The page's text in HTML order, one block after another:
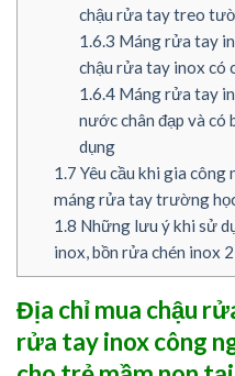
chậu rửa tay treo
1.6.3 Máng rửa tay
chậu rửa tay inox có
1.6.4Máng rửa tay
nước chân đạp và có
dụng
1.7 Yêu cầu khi gia
máng rửa tay trường
1.8 Những lưu ý khi sử
inox, bồn rửa chén inox
Địa chỉ mua chậu
rửa tay inox công